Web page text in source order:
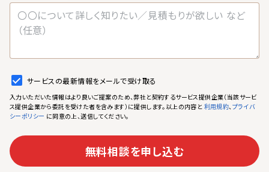
サービスの最新情報をメールで受け取る
入力いただいた情報はより良いご提案のため、弊社と契約するサービス提供企業（当該サービ
ス提供企業から委託を受けた者を含みます）に提供します。以上の内容と 利用規約、プライバ
シーポリシー に同意の上、送信してください。
無料相談を申し込む